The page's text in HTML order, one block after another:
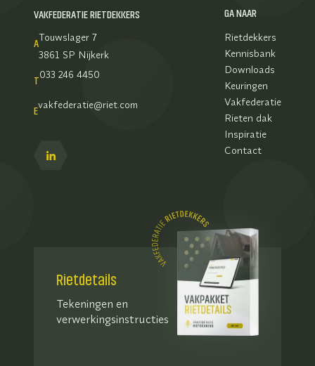
VAKFEDERATIE RIETDEKKERS
ATouwslager 7
3861 SP Nijkerk
T033 246 4450
Evakfederatie@riet.com
GA NAAR
Rietdekkers
Kennisbank
Downloads
Keuringen
Vakfederatie
Rieten dak
Inspiratie
Contact
Rietdetails
Tekeningen en
verwerkingsinstructies